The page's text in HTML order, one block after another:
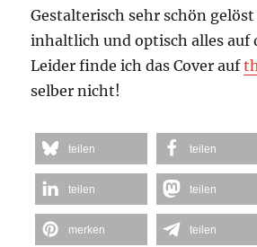
Gestalterisch sehr schön
inhaltlich und optisch alles auf
Leider finde ich das Cover auf
selber nicht!
teilen teilen
teilen teilen
merken teilen